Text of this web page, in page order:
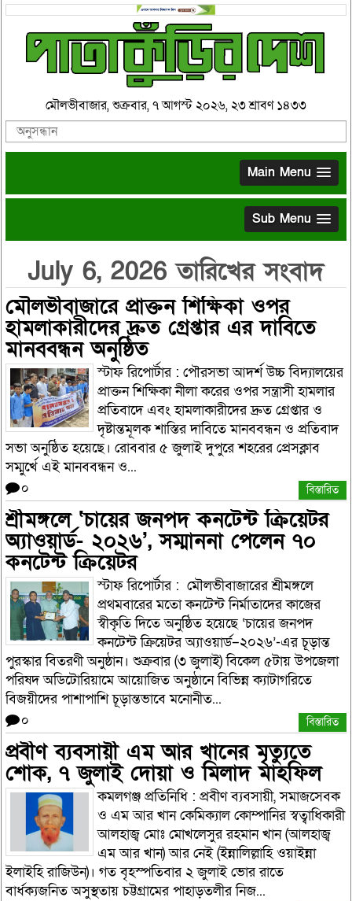
মৌলভীবাজার, শুক্রবার, ৭ আগস্ট ২০২৬, ২৩ শ্রাবণ ১৪৩৩
Main Menu
Sub Menu
July 6, 2026 তারিখের সংবাদ
মৌলভীবাজারে প্রাক্তন শিক্ষিকা ওপর
হামলাকারীদের দ্রুত গ্রেপ্তার এর দাবিতে
মানববন্ধন অনুষ্ঠিত
স্টাফ রিপোর্টার : পৌরসভা আদর্শ উচ্চ বিদ্যালয়ের
প্রাক্তন শিক্ষিকা নীলা করের ওপর সন্ত্রাসী হামলার
প্রতিবাদে এবং হামলাকারীদের দ্রুত গ্রেপ্তার ও
দৃষ্টান্তমূলক শাস্তির দাবিতে মানববন্ধন ও প্রতিবাদ
সভা অনুষ্ঠিত হয়েছে। রোববার ৫ জুলাই দুপুরে শহরের প্রেসক্লাব
সম্মুর্খে এই মানববন্ধন ও...
০ বিস্তারিত
শ্রীমঙ্গলে ‘চায়ের জনপদ কনটেন্ট ক্রিয়েটর
অ্যাওয়ার্ড- ২০২৬’, সম্মাননা পেলেন ৭০
কনটেন্ট ক্রিয়েটর
স্টাফ রিপোর্টার : মৌলভীবাজারের শ্রীমঙ্গলে
প্রথমবারের মতো কনটেন্ট নির্মাতাদের কাজের
স্বীকৃতি দিতে অনুষ্ঠিত হয়েছে ‘চায়ের জনপদ
কনটেন্ট ক্রিয়েটর অ্যাওয়ার্ড–২০২৬’-এর চূড়ান্ত
পুরস্কার বিতরণী অনুষ্ঠান। শুক্রবার (৩ জুলাই) বিকেল ৫টায় উপজেলা
পরিষদ অডিটোরিয়ামে আয়োজিত অনুষ্ঠানে বিভিন্ন ক্যাটাগরিতে
বিজয়ীদের পাশাপাশি চূড়ান্তভাবে মনোনীত...
০ বিস্তারিত
প্রবীণ ব্যবসায়ী এম আর খানের মৃত্যুতে
শোক, ৭ জুলাই দোয়া ও মিলাদ মাহফিল
কমলগঞ্জ প্রতিনিধি : প্রবীণ ব্যবসায়ী, সমাজসেবক
ও এম আর খান কেমিক্যাল কোম্পানির স্বত্বাধিকারী
আলহাজ্ব মোঃ মোখলেসুর রহমান খান (আলহাজ্ব
এম আর খান) আর নেই (ইন্নালিল্লাহি ওয়াইন্না
ইলাইহি রাজিউন)। গত বৃহস্পতিবার ২ জুলাই ভোর রাতে
বার্ধক্যজনিত অসুস্থতায় চট্টগ্রামের পাহাড়তলীর নিজ...